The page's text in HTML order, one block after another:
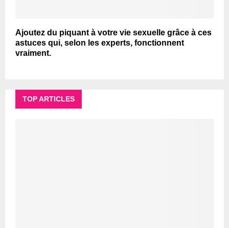
Ajoutez du piquant à votre vie sexuelle grâce à ces
astuces qui, selon les experts, fonctionnent
vraiment.
TOP ARTICLES